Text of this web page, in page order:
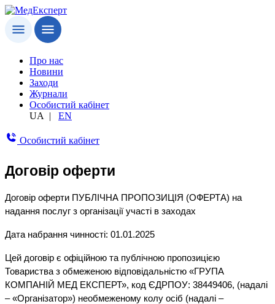
Про нас
Новини
Заходи
Журнали
Особистий кабінет
UA
| EN
Особистий кабінет
Договір оферти
Договір оферти ПУБЛІЧНА ПРОПОЗИЦІЯ (ОФЕРТА) на
надання послуг з організації участі в заходах
Дата набрання чинності: 01.01.2025
Цей договір є офіційною та публічною пропозицією
Товариства з обмеженою відповідальністю «ГРУПА
КОМПАНІЙ МЕД ЕКСПЕРТ», код ЄДРПОУ: 38449406, (надалі
– «Організатор») необмеженому колу осіб (надалі –